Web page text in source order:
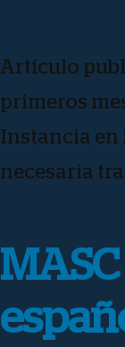
Artículo
primeros
Instancia en
necesaria